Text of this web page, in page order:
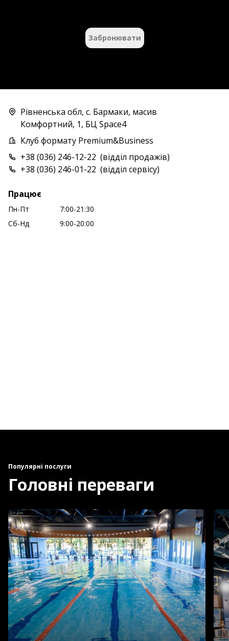
Забронювати
Рівненська обл, с. Бармаки, масив
Комфортний, 1, БЦ Space4
Клуб формату Premium&Business
+38 (036) 246-12-22 (відділ продажів)
+38 (036) 246-01-22 (відділ сервісу)
Працює
Пн-Пт
7:00-21:30
Сб-Нд
9:00-20:00
Популярні послуги
Головні переваги